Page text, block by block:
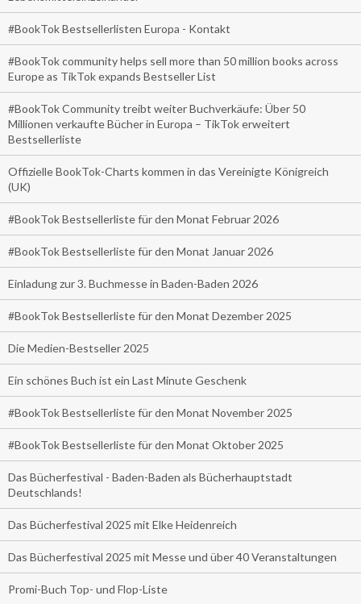
#BookTok Bestsellerlisten Europa - Kontakt
#BookTok community helps sell more than 50 million books across
Europe as TikTok expands Bestseller List
#BookTok Community treibt weiter Buchverkäufe: Über 50
Millionen verkaufte Bücher in Europa – TikTok erweitert
Bestsellerliste
Offizielle BookTok-Charts kommen in das Vereinigte Königreich
(UK)
#BookTok Bestsellerliste für den Monat Februar 2026
#BookTok Bestsellerliste für den Monat Januar 2026
Einladung zur 3. Buchmesse in Baden-Baden 2026
#BookTok Bestsellerliste für den Monat Dezember 2025
Die Medien-Bestseller 2025
Ein schönes Buch ist ein Last Minute Geschenk
#BookTok Bestsellerliste für den Monat November 2025
#BookTok Bestsellerliste für den Monat Oktober 2025
Das Bücherfestival - Baden-Baden als Bücherhauptstadt
Deutschlands!
Das Bücherfestival 2025 mit Elke Heidenreich
Das Bücherfestival 2025 mit Messe und über 40 Veranstaltungen
Promi-Buch Top- und Flop-Liste